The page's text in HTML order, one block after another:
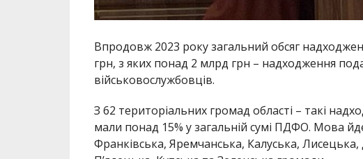
Впродовж 2023 року загальний обсяг
грн, з яких понад 2 млрд грн – надходження
військовослужбовців.
З 62 територіальних громад області – такі
мали понад 15% у загальній сумі ПДФО. Мова
Франківська, Яремчанська, Калуська, Лисецька,